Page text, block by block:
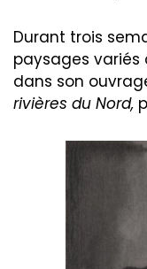
Durant trois
paysages variés
dans son
rivières du Nord,